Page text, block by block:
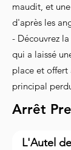
maudit, et
d'après les
- Découvrez
qui a laissé
place et
principal
Arrêt
L'Autel